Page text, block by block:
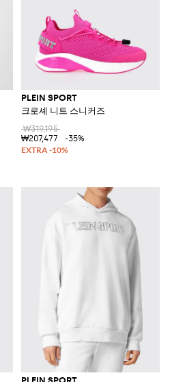
PLEIN SPORT
크로셰 니트 스니커즈
₩319,195
₩207,477
-35%